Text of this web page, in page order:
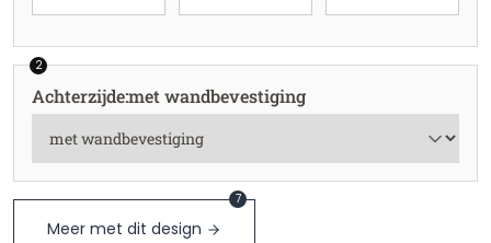
2
Achterzijde:met wandbevestiging
Meer met dit design
7